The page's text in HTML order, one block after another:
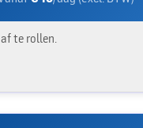
te rollen.